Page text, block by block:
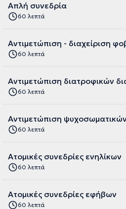
Απλή συνεδρία
60 λεπτά
Αντιμετώπιση - διαχείριση
60 λεπτά
Αντιμετώπιση διατροφικών
60 λεπτά
Αντιμετώπιση
60 λεπτά
Ατομικές συνεδρίες ενηλίκων
60 λεπτά
Ατομικές συνεδρίες εφήβων
60 λεπτά